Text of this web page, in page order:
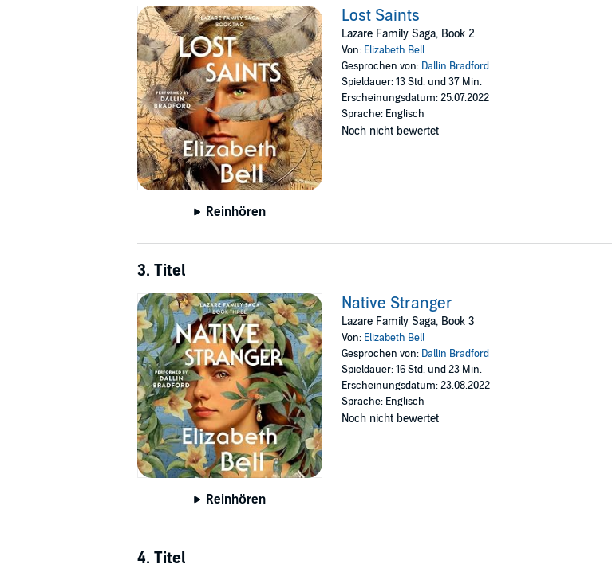
Reinhören
Lost Saints
Lazare Family Saga, Book 2
Von: Elizabeth Bell
Gesprochen von: Dallin Bradford
Spieldauer: 13 Std. und 37 Min.
Erscheinungsdatum: 25.07.2022
Sprache: Englisch
Noch nicht bewertet
3. Titel
Reinhören
Native Stranger
Lazare Family Saga, Book 3
Von: Elizabeth Bell
Gesprochen von: Dallin Bradford
Spieldauer: 16 Std. und 23 Min.
Erscheinungsdatum: 23.08.2022
Sprache: Englisch
Noch nicht bewertet
4. Titel